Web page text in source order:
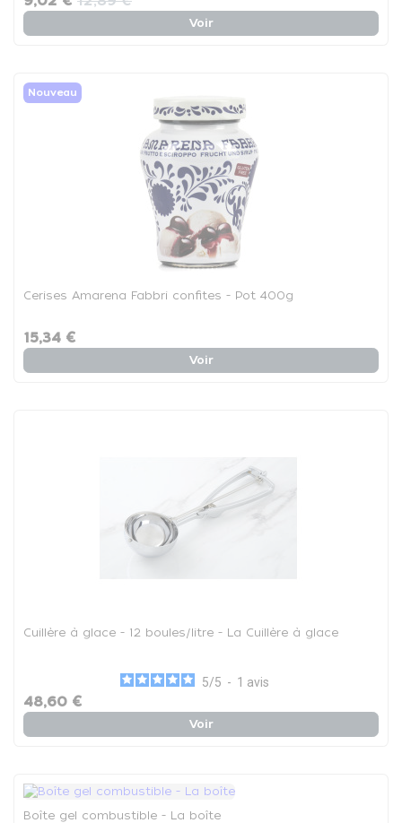
Voir
Nouveau
Cerises Amarena Fabbri confites - Pot 400g
15,34 €
Voir
Cuillère à glace - 12 boules/litre - La Cuillère à glace
5/5 - 1 avis
48,60 €
Voir
Boîte gel combustible - La boîte